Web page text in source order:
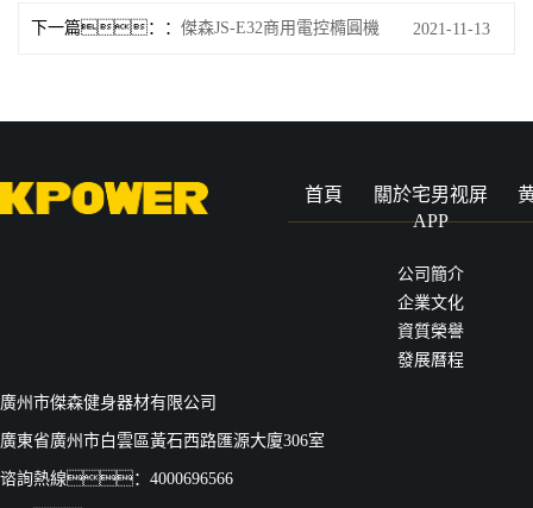
下一篇： 傑森JS-E32商用電控橢圓機 2021-11-13
首頁
關於宅男视屏
APP
公司簡介
企業文化
資質榮譽
發展曆程
廣州市傑森健身器材有限公司
廣東省廣州市白雲區黃石西路匯源大廈306室
谘詢熱線：4000696566